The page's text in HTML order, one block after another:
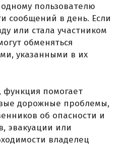
пользователю
сообщений в день. Если
или стала участником
обменяться
указанными в их
помогает
дорожные проблемы,
об опасности и
эвакуации или
владелец